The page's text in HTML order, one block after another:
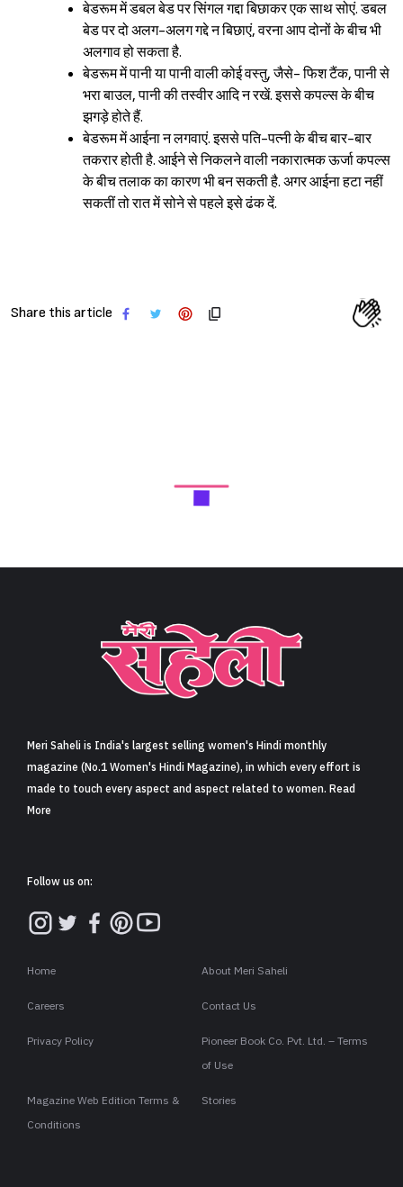
बेडरूम में डबल बेड पर सिंगल गद्दा बिछाकर एक साथ सोएं. डबल
बेड पर दो अलग-अलग गद्दे न बिछाएं, वरना आप दोनों के बीच भी
अलगाव हो सकता है.
बेडरूम में पानी या पानी वाली कोई वस्तु, जैसे- फिश टैंक, पानी से
भरा बाउल, पानी की तस्वीर आदि न रखें. इससे कपल्स के बीच
झगड़े होते हैं.
बेडरूम में आईना न लगवाएं. इससे पति-पत्नी के बीच बार-बार
तकरार होती है. आईने से निकलने वाली नकारात्मक ऊर्जा कपल्स
के बीच तलाक का कारण भी बन सकती है. अगर आईना हटा नहीं
सकतीं तो रात में सोने से पहले इसे ढंक दें.
Share this article
Meri Saheli is India's largest selling women's Hindi monthly
magazine (No.1 Women's Hindi Magazine), in which every effort is
made to touch every aspect and aspect related to women. Read
More
Follow us on:
Home About Meri Saheli
Careers Contact Us
Privacy Policy
Pioneer Book Co. Pvt. Ltd. – Terms
of Use
Magazine Web Edition Terms &
Conditions
Stories